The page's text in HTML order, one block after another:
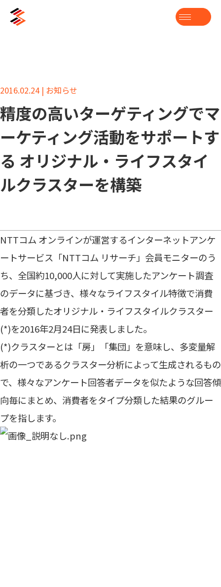
2016.02.24 | お知らせ
精度の高いターゲティングでマ
ーケティング活動をサポートす
る オリジナル・ライフスタイ
ルクラスターを構築
NTTコム オンラインが運営するインターネットアンケ
ートサービス「NTTコム リサーチ」会員モニターのう
ち、全国約10,000人に対して実施したアンケート調査
のデータに基づき、様々なライフスタイル特徴で消費
者を分類したオリジナル・ライフスタイルクラスター
(*)を2016年2月24日に発表しました。
(*)クラスターとは「房」「集団」を意味し、多変量解
析の一つであるクラスター分析によって生成されるもの
で、様々なアンケート回答者データを似たような回答傾
向毎にまとめ、消費者をタイプ分類した結果のグルー
プを指します。